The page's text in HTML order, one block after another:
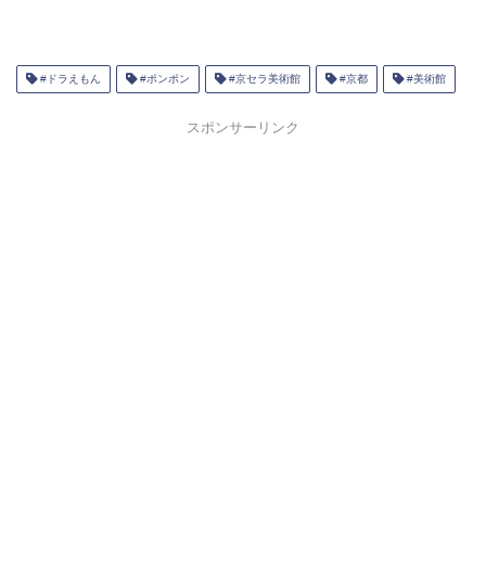
#ドラえもん #ポンポン #京セラ美術館 #京都 #美術館
スポンサーリンク